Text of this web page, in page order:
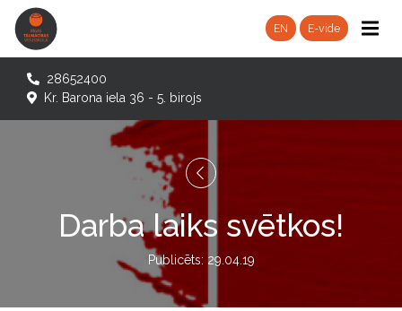
EN E-vide
28652400
Kr. Barona iela 36 - 5. birojs
Darba laiks svētkos!
Publicēts: 29.04.19